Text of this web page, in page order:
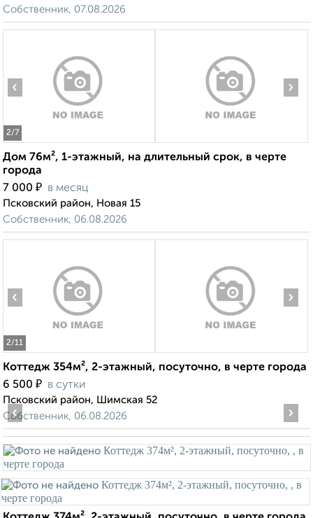
Собственник, 07.08.2026
2/7
‹ ›
Дом 76м², 1-этажный, на длительный срок, в черте
города
7 000 ₽ в месяц
Псковский район, Новая 15
Собственник, 06.08.2026
2/11
‹ ›
Коттедж 354м², 2-этажный, посуточно, в черте города
6 500 ₽ в сутки
Псковский район, Шимская 52
Собственник, 06.08.2026
‹ ›